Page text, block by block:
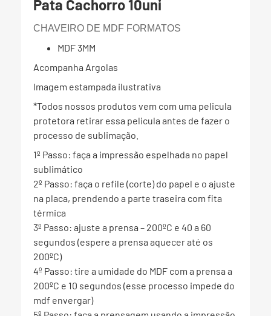
Pata Cachorro 10uni
CHAVEIRO DE MDF FORMATOS
MDF 3MM
Acompanha Argolas
Imagem estampada ilustrativa
*Todos nossos produtos vem com uma pelicula
protetora retirar essa pelicula antes de fazer o
processo de sublimação.
1º Passo: faça a impressão espelhada no papel
sublimático
2º Passo: faça o refile (corte) do papel e o ajuste
na placa, prendendo a parte traseira com fita
térmica
3º Passo: ajuste a prensa – 200ºC e 40 a 60
segundos (espere a prensa aquecer até os
200ºC)
4º Passo: tire a umidade do MDF com a prensa a
200ºC e 10 segundos (esse processo impede do
mdf envergar)